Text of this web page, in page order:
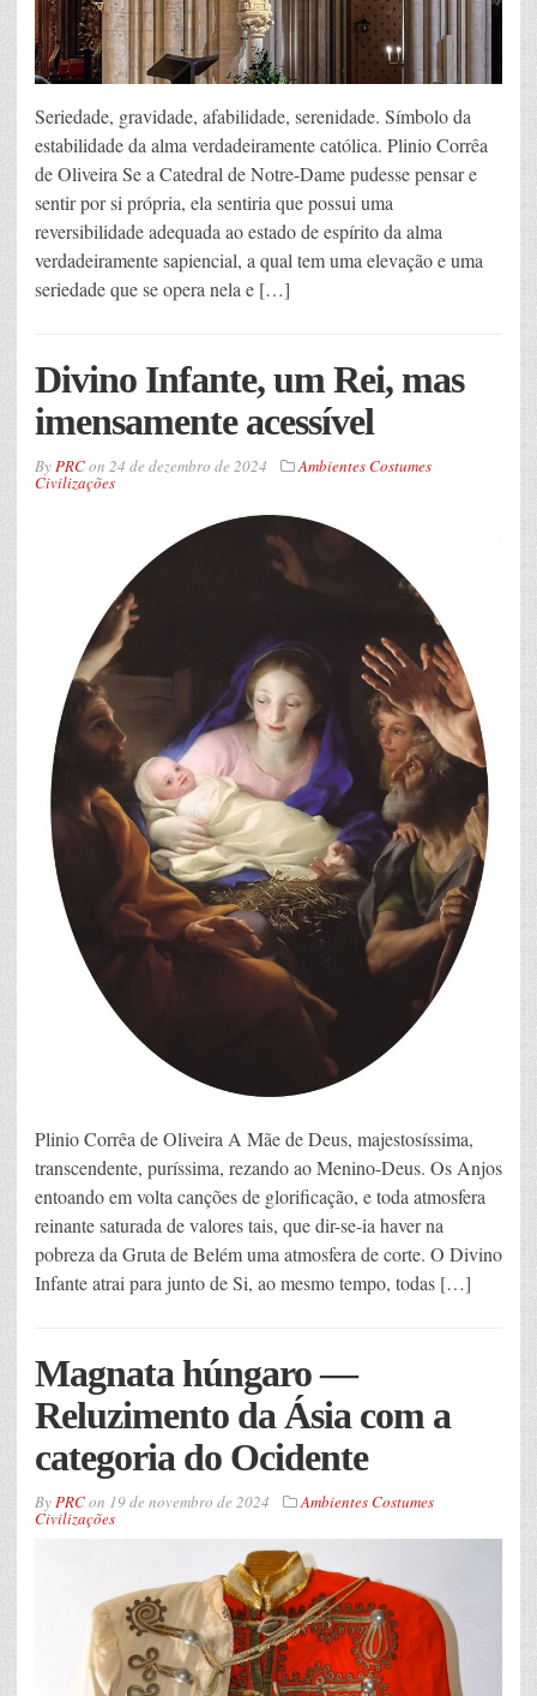
Seriedade, gravidade, afabilidade, serenidade. Símbolo da
estabilidade da alma verdadeiramente católica. Plinio Corrêa
de Oliveira Se a Catedral de Notre-Dame pudesse pensar e
sentir por si própria, ela sentiria que possui uma
reversibilidade adequada ao estado de espírito da alma
verdadeiramente sapiencial, a qual tem uma elevação e uma
seriedade que se opera nela e […]
Divino Infante, um Rei, mas
imensamente acessível
ByPRCon 24 de dezembro de 2024 Ambientes Costumes
Civilizações
Plinio Corrêa de Oliveira A Mãe de Deus, majestosíssima,
transcendente, puríssima, rezando ao Menino-Deus. Os Anjos
entoando em volta canções de glorificação, e toda atmosfera
reinante saturada de valores tais, que dir-se-ia haver na
pobreza da Gruta de Belém uma atmosfera de corte. O Divino
Infante atrai para junto de Si, ao mesmo tempo, todas […]
Magnata húngaro —
Reluzimento da Ásia com a
categoria do Ocidente
ByPRCon 19 de novembro de 2024 Ambientes Costumes
Civilizações